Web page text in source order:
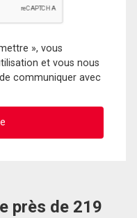
», vous
et vous nous
communiquer avec
près de 219